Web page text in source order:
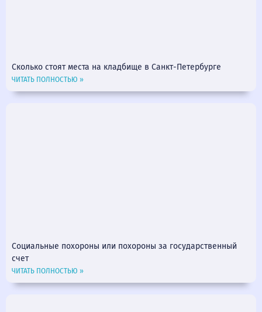
Сколько стоят места на кладбище в Санкт-Петербурге
ЧИТАТЬ ПОЛНОСТЬЮ »
Социальные похороны или похороны за государственный
счет
ЧИТАТЬ ПОЛНОСТЬЮ »